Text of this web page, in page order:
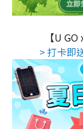
【U
> 打卡即